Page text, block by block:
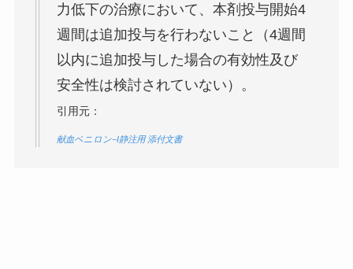
力低下の治療において、本剤投与開始4
週間は追加投与を行わないこと（4週間
以内に追加投与した場合の有効性及び
安全性は検討されていない）。
引用元：
献血ベニロン−I静注用 添付文書